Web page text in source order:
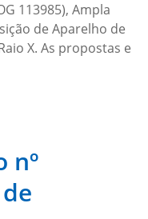
113985), Ampla
de Aparelho de
X. As propostas e
nº